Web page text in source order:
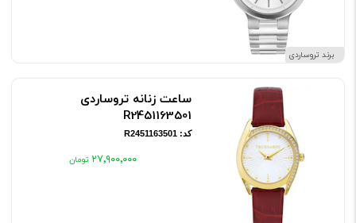
برند تروساردی
ساعت زنانه تروساردی
R2451163501
کد: R2451163501
۲۷٬۹۰۰٬۰۰۰